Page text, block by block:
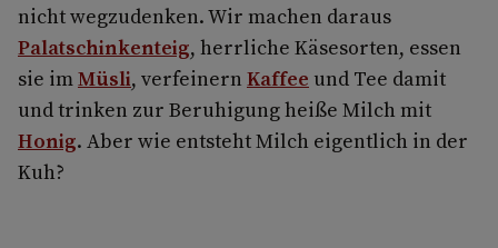
nicht wegzudenken. Wir machen daraus
Palatschinkenteig, herrliche Käsesorten, essen
sie imMüsli, verfeinern Kaffee und Tee damit
und trinken zur Beruhigung heiße Milch mit
Honig. Aber wie entsteht Milch eigentlich in der
Kuh?